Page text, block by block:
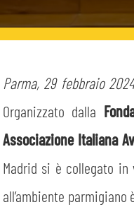
STORE
MUSEO
SLO
LAVORA CON NOI
Parma, 29 febbraio
Organizzato dalla
Associazione Italiana
Madrid si è collegato in
all’ambiente